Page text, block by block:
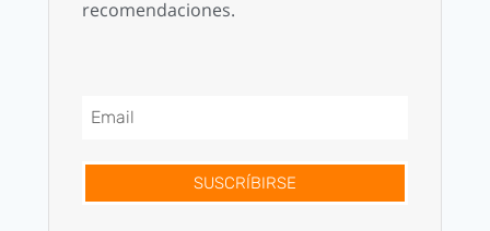
recomendaciones.
SUSCRÍBIRSE